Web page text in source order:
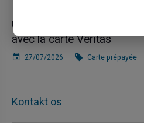
Utilisation responsable du
avec la carte Veritas
27/07/2026 Carte prépayée
Kontakt os